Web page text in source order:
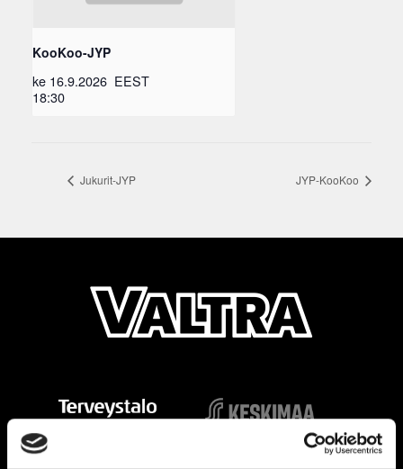
KooKoo-JYP
ke 16.9.2026
18:30
EEST
Jukurit-JYP JYP-KooKoo